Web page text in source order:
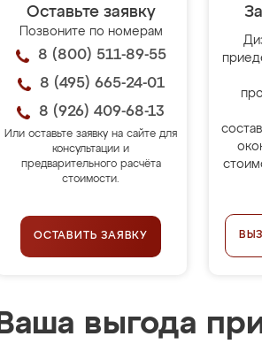
Оставьте заявку
Позвоните по номерам
8 (800) 511-89-55
8 (495) 665-24-01
8 (926) 409-68-13
Или оставьте заявку на сайте для
консультации и
предварительного расчёта
стоимости.
ОСТАВИТЬ ЗАЯВКУ
Ваша выгода